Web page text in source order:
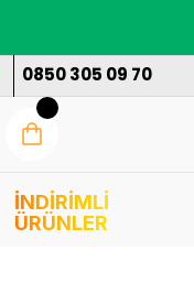
0850 305 09 70
İNDİRİMLİ
ÜRÜNLER